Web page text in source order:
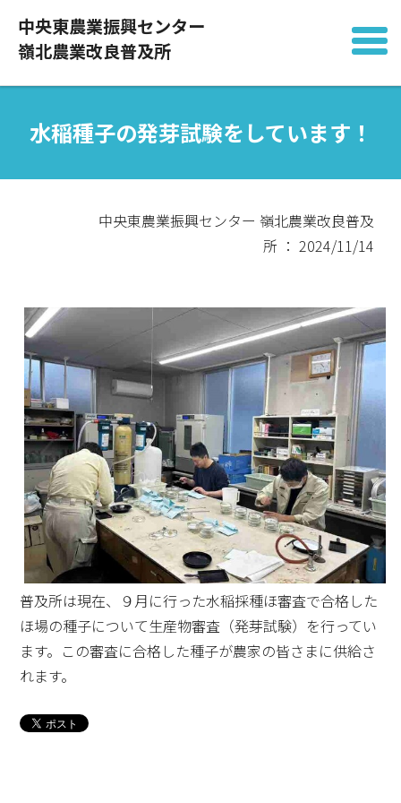
中央東農業振興センター
嶺北農業改良普及所
水稲種子の発芽試験をしています！
中央東農業振興センター 嶺北農業改良普及
所 ： 2024/11/14
普及所は現在、９月に行った水稲採種ほ審査で合格した
ほ場の種子について生産物審査（発芽試験）を行ってい
ます。この審査に合格した種子が農家の皆さまに供給さ
れます。